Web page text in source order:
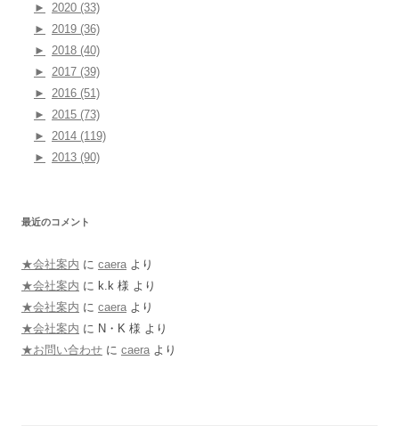
►
2020 (33)
►
2019 (36)
►
2018 (40)
►
2017 (39)
►
2016 (51)
►
2015 (73)
►
2014 (119)
►
2013 (90)
最近のコメント
★会社案内 に caera より
★会社案内 に k.k 様 より
★会社案内 に caera より
★会社案内 に N・K 様 より
★お問い合わせ に caera より